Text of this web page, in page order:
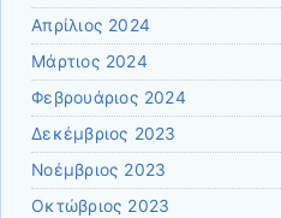
Απρίλιος 2024
Μάρτιος 2024
Φεβρουάριος 2024
Δεκέμβριος 2023
Νοέμβριος 2023
Οκτώβριος 2023